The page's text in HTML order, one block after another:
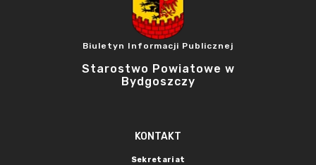
Biuletyn Informacji Publicznej
Starostwo Powiatowe w
Bydgoszczy
KONTAKT
Sekretariat